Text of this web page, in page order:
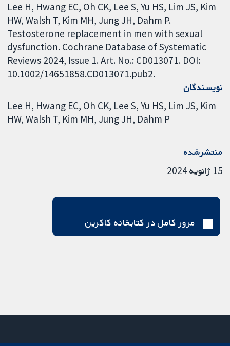
Lee H, Hwang EC, Oh CK, Lee S, Yu HS, Lim JS, Kim
HW, Walsh T, Kim MH, Jung JH, Dahm P.
Testosterone replacement in men with sexual
dysfunction. Cochrane Database of Systematic
Reviews 2024, Issue 1. Art. No.: CD013071. DOI:
10.1002/14651858.CD013071.pub2.
نویسندگان
Lee H Hwang EC Oh CK Lee S Yu HS Lim JS Kim
HW Walsh T Kim MH Jung JH Dahm P
منتشرشده
15 ژانویه 2024
مرور کامل در کتابخانه کاکرین